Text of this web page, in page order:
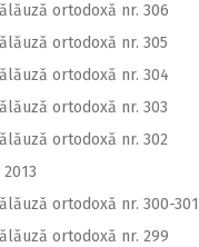
ortodoxă nr. 306
ortodoxă nr. 305
ortodoxă nr. 304
ortodoxă nr. 303
ortodoxă nr. 302
ortodoxă nr. 300-301
ortodoxă nr. 299